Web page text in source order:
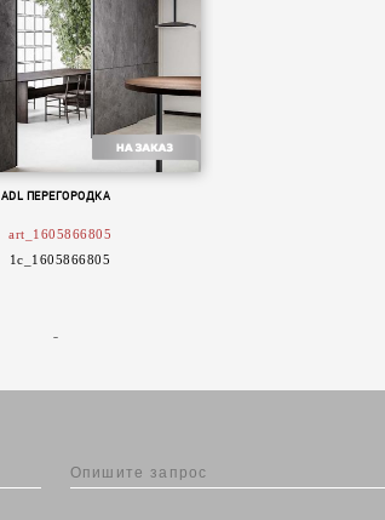
ADL ПЕРЕГОРОДКА
art_1605866805
1c_1605866805